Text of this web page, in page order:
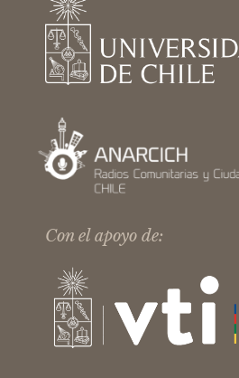
Con el apoyo de: